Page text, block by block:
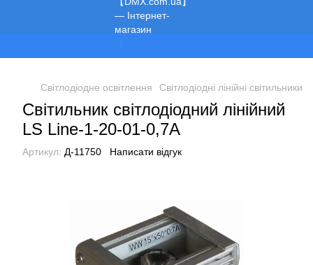
Світлодіодне освітлення Світлодіодні лінійні світильники
Світильник світлодіодний лінійний
LS Line-1-20-01-0,7A
Артикул: Д-11750 Написати відгук